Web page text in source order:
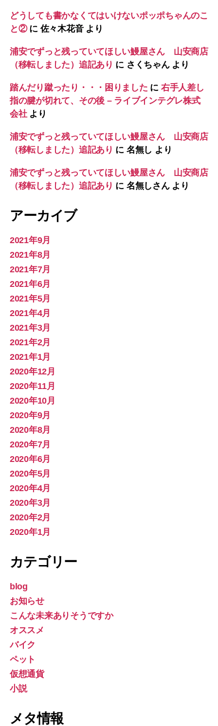
どうしても書かなくてはいけないポッポちゃんのこ
と②に佐々木花音より
浦安でずっと残っていてほしい鰻屋さん 山安商店
（移転しました）追記あり に さくちゃんより
踏んだり蹴ったり・・・困りました に 右手人差し
指の腱が切れて、その後 – ライブインテグレ株式
会社より
浦安でずっと残っていてほしい鰻屋さん 山安商店
（移転しました）追記あり に 名無し より
浦安でずっと残っていてほしい鰻屋さん 山安商店
（移転しました）追記あり に 名無しさんより
アーカイブ
2021年9月
2021年8月
2021年7月
2021年6月
2021年5月
2021年4月
2021年3月
2021年2月
2021年1月
2020年12月
2020年11月
2020年10月
2020年9月
2020年8月
2020年7月
2020年6月
2020年5月
2020年4月
2020年3月
2020年2月
2020年1月
カテゴリー
blog
お知らせ
こんな未来ありそうですか
オススメ
バイク
ペット
仮想通貨
小説
メタ情報